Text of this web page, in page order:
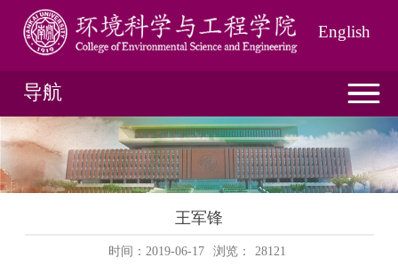
English
导航
王军锋
时间：2019-06-17 浏览： 28121